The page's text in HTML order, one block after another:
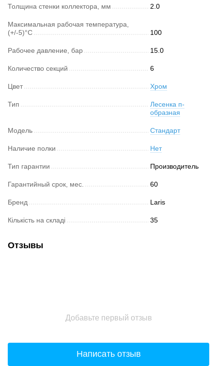
Толщина стенки коллектора, мм 2.0
Максимальная рабочая температура,
(+/-5)°C
100
Рабочее давление, бар 15.0
Количество секций 6
Цвет Хром
Тип
Лесенка п-
образная
Модель Стандарт
Наличие полки Нет
Тип гарантии Производитель
Гарантийный срок, мес. 60
Бренд Laris
Кількість на складі 35
Отзывы
Добавьте первый отзыв
Написать отзыв